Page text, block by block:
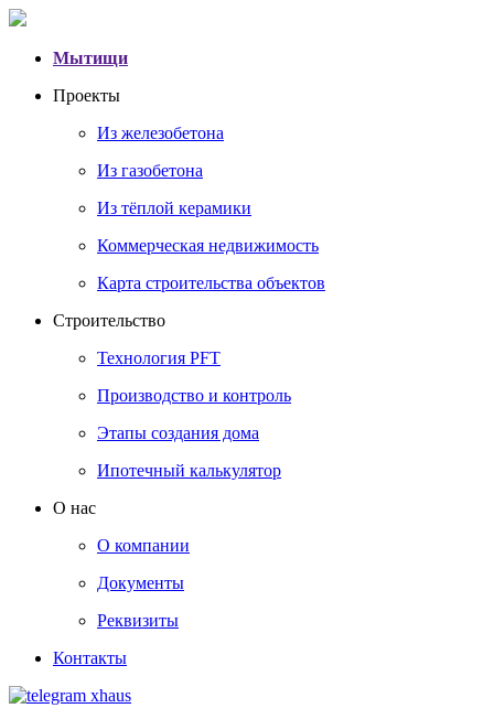
Мытищи
Проекты
Из железобетона
Из газобетона
Из тёплой керамики
Коммерческая недвижимость
Карта строительства объектов
Строительство
Технология PFT
Производство и контроль
Этапы создания дома
Ипотечный калькулятор
О нас
О компании
Документы
Реквизиты
Контакты